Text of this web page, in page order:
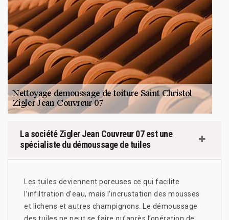
La société Zigler Jean Couvreur 07 est une
spécialiste du démoussage de tuiles
Les tuiles deviennent poreuses ce qui facilite
l’infiltration d’eau, mais l’incrustation des mousses
et lichens et autres champignons. Le démoussage
des tuiles ne peut se faire qu’après l’opération de